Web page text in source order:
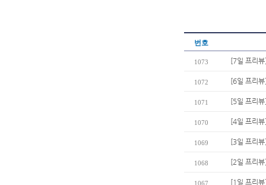
번호
1073 [7일 프리
1072 [6일 프리
1071 [5일 프리
1070 [4일 프리
1069 [3일 프리
1068 [2일 프리
1067 [1일 프리